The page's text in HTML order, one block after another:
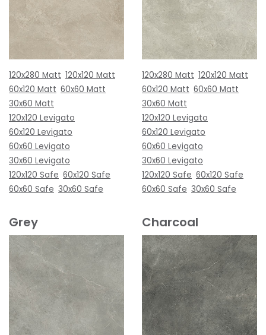
120x280 Matt 120x120 Matt
60x120 Matt 60x60 Matt
30x60 Matt
120x120 Levigato
60x120 Levigato
60x60 Levigato
30x60 Levigato
120x120 Safe 60x120 Safe
60x60 Safe 30x60 Safe
120x280 Matt 120x120 Matt
60x120 Matt 60x60 Matt
30x60 Matt
120x120 Levigato
60x120 Levigato
60x60 Levigato
30x60 Levigato
120x120 Safe 60x120 Safe
60x60 Safe 30x60 Safe
Grey Charcoal